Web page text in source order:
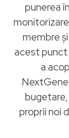
punerea
membre
acest punct
a
proprii noi